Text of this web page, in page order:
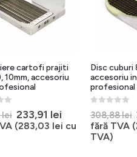
cartofi prajiti
10mm, accesoriu
lei Prețul
inițial
233,91 leiPrețul
curent
(283,03 lei cu
Disc cuburi
accesoriu
profesional
308,88lei
fără TVA (
TVA)